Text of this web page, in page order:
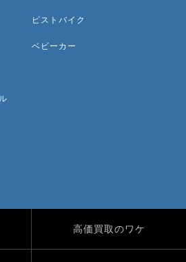
ピストバイク
ベビーカー
高価買取のワケ